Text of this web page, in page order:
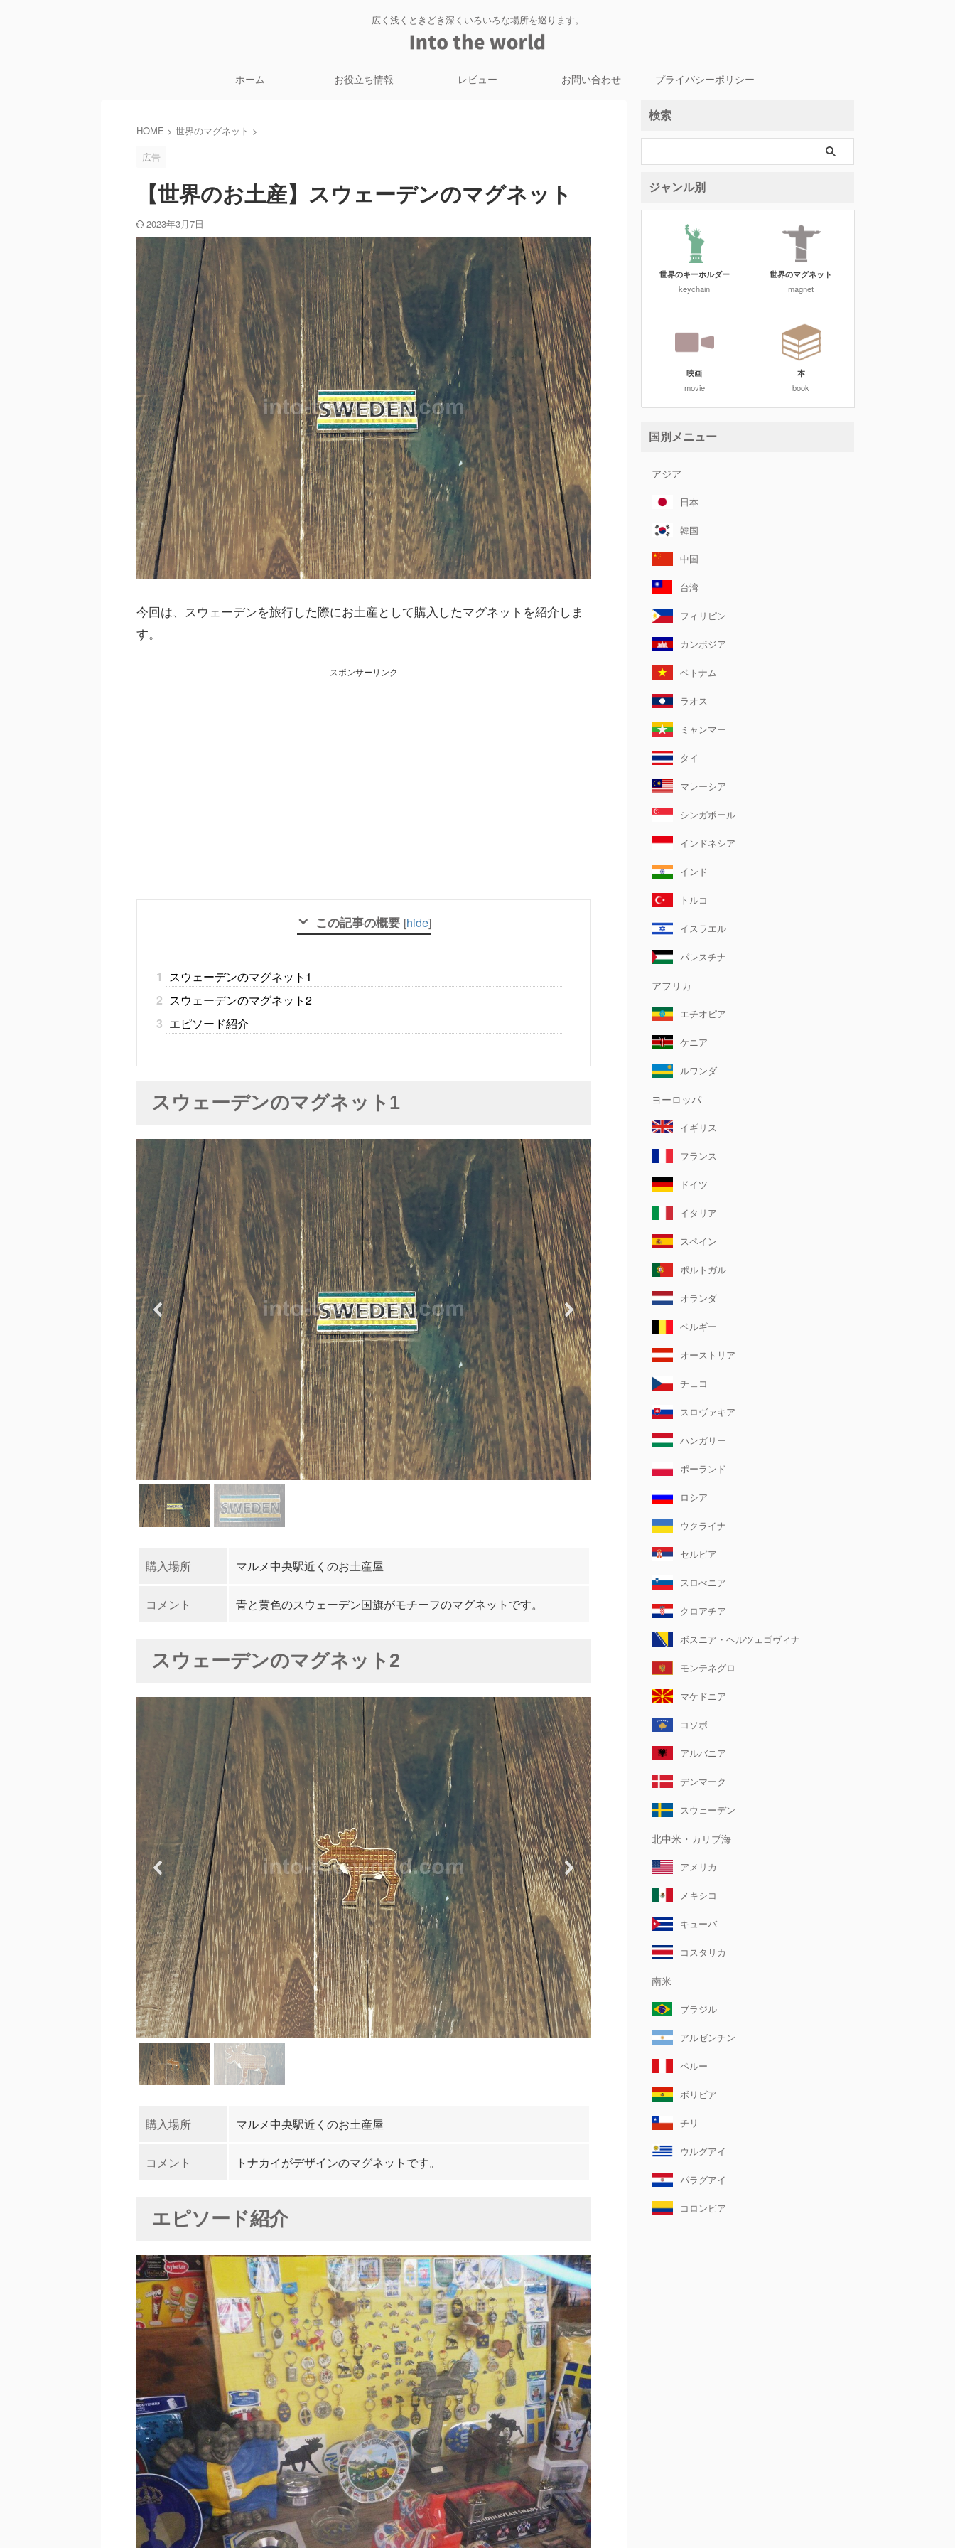
広く浅くときどき深くいろいろな場所を巡ります。
ホーム お役立ち情報 レビュー お問い合わせ プライバシーポリシー
HOME > 世界のマグネット >
広告
【世界のお土産】スウェーデンのマグネット
2023年3月7日
今回は、スウェーデンを旅行した際にお土産として購入したマグネットを紹介しま
す。
スポンサーリンク
この記事の概要 [hide]
1 スウェーデンのマグネット1
2 スウェーデンのマグネット2
3 エピソード紹介
スウェーデンのマグネット1
購入場所 マルメ中央駅近くのお土産屋
コメント 青と黄色のスウェーデン国旗がモチーフのマグネットです。
スウェーデンのマグネット2
購入場所 マルメ中央駅近くのお土産屋
コメント トナカイがデザインのマグネットです。
エピソード紹介
検索
ジャンル別
世界のキーホルダー
keychain
世界のマグネット
magnet
映画
movie
本
book
国別メニュー
アジア
日本
韓国
中国
台湾
フィリピン
カンボジア
ベトナム
ラオス
ミャンマー
タイ
マレーシア
シンガポール
インドネシア
インド
トルコ
イスラエル
パレスチナ
アフリカ
エチオピア
ケニア
ルワンダ
ヨーロッパ
イギリス
フランス
ドイツ
イタリア
スペイン
ポルトガル
オランダ
ベルギー
オーストリア
チェコ
スロヴァキア
ハンガリー
ポーランド
ロシア
ウクライナ
セルビア
スロべニア
クロアチア
ボスニア・ヘルツェゴヴィナ
モンテネグロ
マケドニア
コソボ
アルバニア
デンマーク
スウェーデン
北中米・カリブ海
アメリカ
メキシコ
キューバ
コスタリカ
南米
ブラジル
アルゼンチン
ペルー
ボリビア
チリ
ウルグアイ
パラグアイ
コロンビア